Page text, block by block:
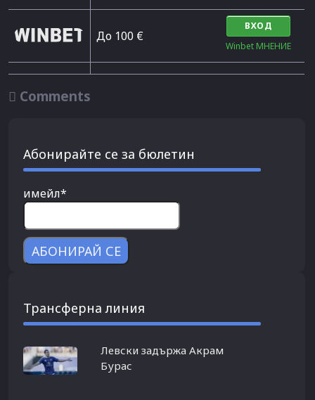
До 100 €
ВХОД
Winbet МНЕНИЕ
 Comments
Абонирайте се за бюлетин
имейл*
Трансферна линия
Левски задържа Акрам
Бурас